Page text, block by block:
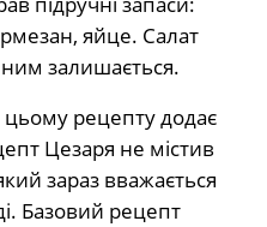
яйце. Салат
ним залишається.
цьому рецепту додає
Цезаря не містив
зараз вважається
Базовий рецепт